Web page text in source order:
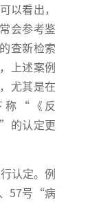
以看出，
会参考鉴
查新检索
上述案例
尤其是在
称“《反
的认定更
认定。例
57号“病